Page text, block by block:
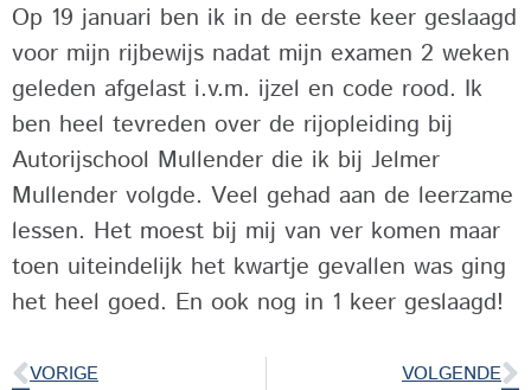
Op 19 januari ben ik in de eerste keer geslaagd
voor mijn rijbewijs nadat mijn examen 2 weken
geleden afgelast i.v.m. ijzel en code rood. Ik
ben heel tevreden over de rijopleiding bij
Autorijschool Mullender die ik bij Jelmer
Mullender volgde. Veel gehad aan de leerzame
lessen. Het moest bij mij van ver komen maar
toen uiteindelijk het kwartje gevallen was ging
het heel goed. En ook nog in 1 keer geslaagd!
VORIGE VOLGENDE